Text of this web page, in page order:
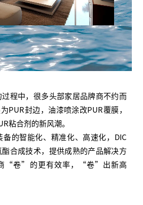
程中，很多头部家居品牌商不约而
PUR封边，油漆喷涂改PUR覆膜，
粘合剂的新风潮。
的智能化、精准化、高速化，DIC
合成技术，提供成熟的产品解决方
“卷”的更有效率，“卷”出新高